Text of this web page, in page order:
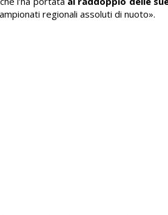
regionali assoluti di nuoto».